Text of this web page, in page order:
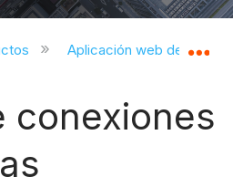
jerarquía global
Aplicación web de
conexiones